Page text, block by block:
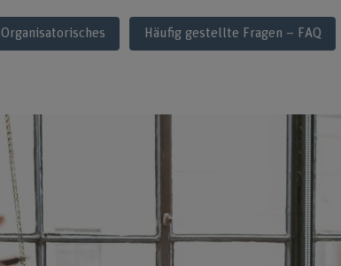
Organisatorisches Häufig gestellte Fragen – FAQ